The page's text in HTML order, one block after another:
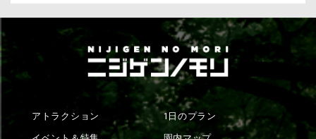
アトラクション 1日のプラン